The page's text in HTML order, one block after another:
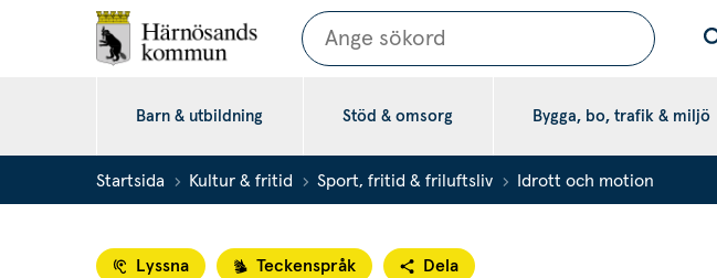
Sök
Barn & utbildning Stöd & omsorg Bygga, bo, trafik & miljö
Startsida Kultur & fritid Sport, fritid & friluftsliv Idrott och motion
Lyssna Teckenspråk Dela